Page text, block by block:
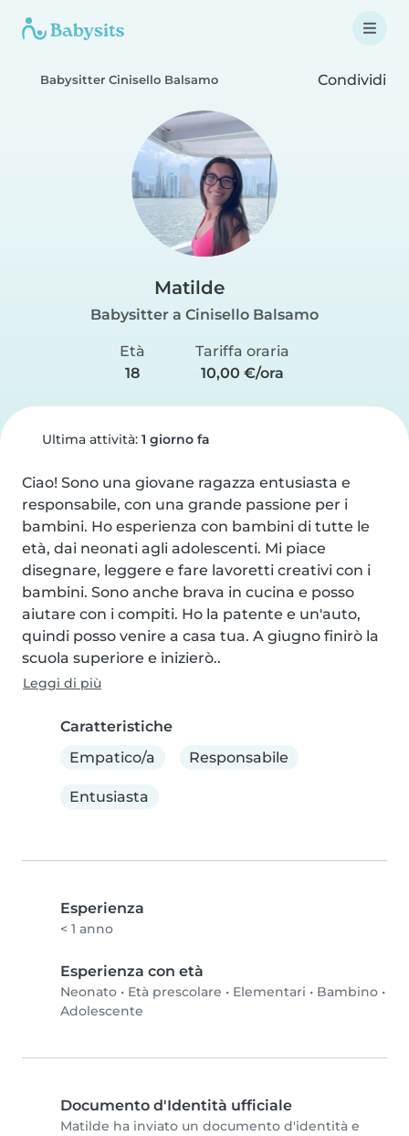
Babysitter Cinisello Balsamo Condividi
Matilde
Babysitter a Cinisello Balsamo
Età
18
Tariffa oraria
10,00 €/ora
Ultima attività: 1 giorno fa
Ciao! Sono una giovane ragazza entusiasta e
responsabile, con una grande passione per i
bambini. Ho esperienza con bambini di tutte le
età, dai neonati agli adolescenti. Mi piace
disegnare, leggere e fare lavoretti creativi con i
bambini. Sono anche brava in cucina e posso
aiutare con i compiti. Ho la patente e un'auto,
quindi posso venire a casa tua. A giugno finirò la
scuola superiore e inizierò..
Leggi di più
Caratteristiche
Empatico/a
Responsabile
Entusiasta
Esperienza
< 1 anno
Esperienza con età
Neonato • Età prescolare • Elementari • Bambino •
Adolescente
Documento d'Identità ufficiale
Matilde ha inviato un documento d'identità e